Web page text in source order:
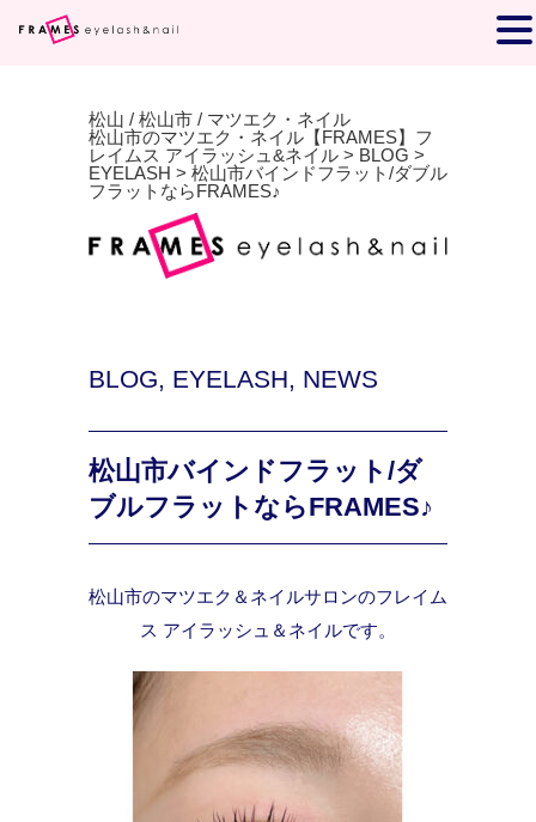
松山 / 松山市 / マツエク・ネイル
松山市のマツエク・ネイル【FRAMES】フ
レイムス アイラッシュ&ネイル > BLOG >
EYELASH > 松山市バインドフラット/ダブル
フラットならFRAMES♪
BLOG, EYELASH, NEWS
松山市バインドフラット/ダ
ブルフラットならFRAMES♪
松山市のマツエク＆ネイルサロンのフレイム
ス アイラッシュ＆ネイルです。